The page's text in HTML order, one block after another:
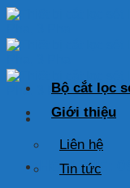
Skip
content
HOTLINE:
Bộ cắt lọc
Giới thiệu
Liên hệ
Tin tức